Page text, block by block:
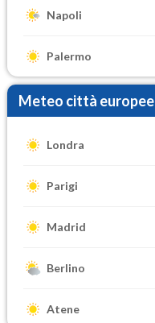
Napoli
Palermo
Meteo città europee
Londra
Parigi
Madrid
Berlino
Atene